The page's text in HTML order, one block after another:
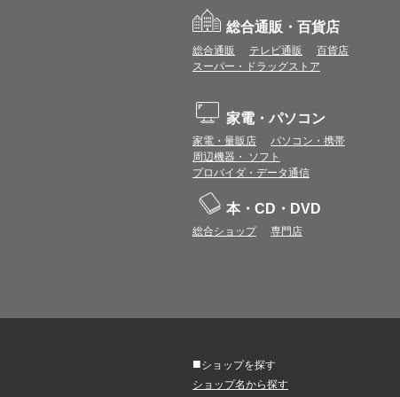
総合通販・百貨店
総合通販 テレビ通販
百貨店
スーパー・ドラッグストア
家電・パソコン
家電・量販店
パソコン・携帯
周辺機器・ ソフト
プロバイダ・データ通信
本・CD・DVD
総合ショップ 専門店
■ショップを探す
ショップ名から探す